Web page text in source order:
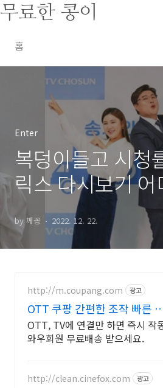
본문 바로가기
무료한 콩이
홈
Enter
복덩이들고 시청
릭스 다시보기
by 께꽁 2022. 12. 22.
http://m.coupang.com 광고
OTT 쿠팡 간편한 조작 빠른
응
OTT, TV에 연결만 하면 즉시 작
와우회원 무료배송 받으세요.
http://clean.cinefox.com 광고